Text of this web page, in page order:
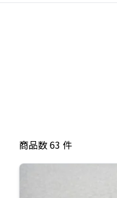
商品数 63 件